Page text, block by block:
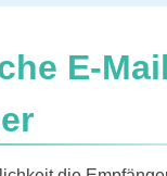
E-